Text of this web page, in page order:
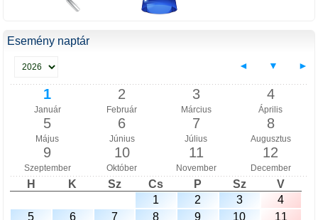
Esemény naptár
◄ ▼ ►
1
Január
2
Február
3
Március
4
Április
5
Május
6
Június
7
Július
8
Augusztus
9
Szeptember
10
Október
11
November
12
December
H K Sz Cs P Sz
V
1
2 3
4
5
6 7 8 9 10
11